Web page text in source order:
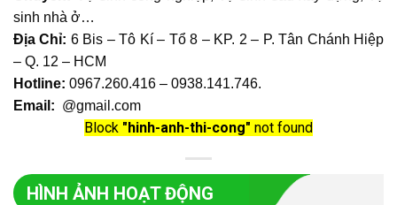
sinh nhà ở…
Địa Chỉ: 6 Bis – Tô Kí – Tổ 8 – KP. 2 – P. Tân Chánh Hiệp
– Q. 12 – HCM
Hotline: 0967.260.416 – 0938.141.746.
Email: @gmail.com
Block "hinh-anh-thi-cong" not found
HÌNH ẢNH HOẠT ĐỘNG